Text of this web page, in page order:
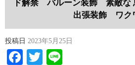
ド解禁 バルーン装飾 素敵
出張装飾 ワク
投稿日 2023年5月25日
Facebook
Twitter